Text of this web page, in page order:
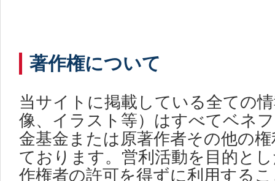
著作権について
当サイトに掲載している全ての
像、イラスト等）はすべてベネ
金基金または原著作者その他の
ております。営利活動を目的と
作権者の許可を得ずに利用する